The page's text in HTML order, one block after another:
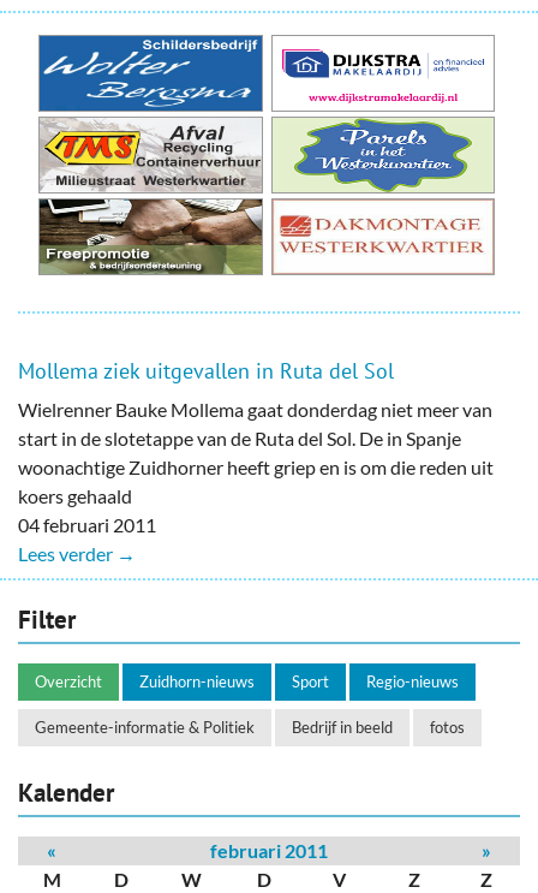
Mollema ziek uitgevallen in Ruta del Sol
Wielrenner Bauke Mollema gaat donderdag niet meer van
start in de slotetappe van de Ruta del Sol. De in Spanje
woonachtige Zuidhorner heeft griep en is om die reden uit
koers gehaald
04 februari 2011
Lees verder →
Filter
Overzicht Zuidhorn-nieuws Sport Regio-nieuws
Gemeente-informatie & Politiek Bedrijf in beeld fotos
Kalender
« februari 2011
»
M
D W D V Z
Z